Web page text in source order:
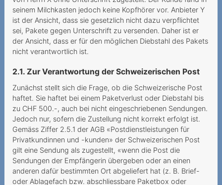
seinem Milchkasten jedoch keine Kopfhörer vor. Anbieter Y
ist der Ansicht, dass sie gesetzlich nicht dazu verpflichtet
sei, Pakete gegen Unterschrift zu versenden. Daher ist er
der Ansicht, dass er für den möglichen Diebstahl des Pakets
nicht verantwortlich ist.
2.1. Zur Verantwortung der Schweizerischen Post
Zunächst stellt sich die Frage, ob die Schweizerische Post
haftet. Sie haftet bei einem Paketverlust oder Diebstahl bis
zu CHF 500.-, auch bei nicht eingeschriebenen Sendungen.
Jedoch nur, sofern die Zustellung nicht korrekt erfolgt ist.
Gemäss Ziffer 2.5.1 der AGB «Postdienstleistungen für
Privatkundinnen und -kunden» der Schweizerischen Post
gilt eine Sendung als zugestellt, «wenn die Post die
Sendungen der Empfängerin übergeben oder an einen
anderen dafür bestimmten Ort abgeliefert hat (z. B. Brief-
oder Ablagefach bzw. abschliessbare Paketbox oder
Tücken des
Technologiewechsels
Vertragswirkung trotz
Auslandreise mit bösem
Erwachen
Ein Anruf genügt, um eine
Sperrung zu verhindern
Preiserhöhung während der
Mindestvertragsdauer